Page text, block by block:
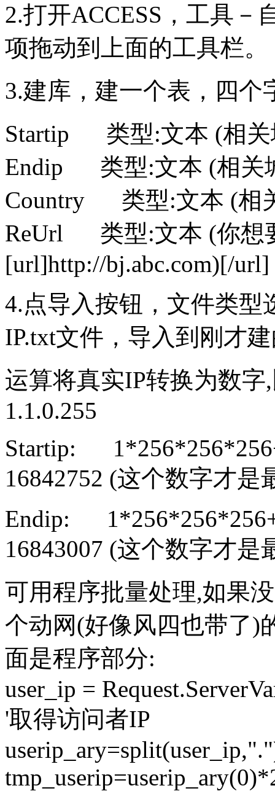
2.打开ACCESS，工具－
项拖动到上面的工具栏。
3.建库，建一个表，四个
Startip 类型:文本 (相关
Endip 类型:文本 (相关
Country 类型:文本 (相
ReUrl 类型:文本 (你想
[url]http://bj.abc.com)[/url]
4.点导入按钮，文件类型
IP.txt文件，导入到刚才
运算将真实IP转换为数字
1.1.0.255
Startip:
16842752 (这个数字才
Endip:
16843007 (这个数字才
可用程序批量处理,如果
个动网(好像风四也带了)
面是程序部分:
user_ip =
'取得访问者IP